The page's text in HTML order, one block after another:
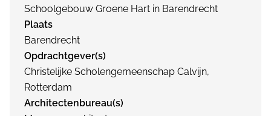
Schoolgebouw Groene Hart in Barendrecht
Plaats
Barendrecht
Opdrachtgever(s)
Christelijke Scholengemeenschap Calvijn,
Rotterdam
Architectenbureau(s)